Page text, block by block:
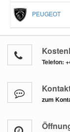
PEUGEOT
Telefon:
zum